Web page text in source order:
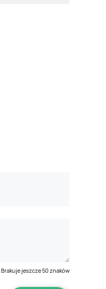
Brakuje jeszcze50 znaków